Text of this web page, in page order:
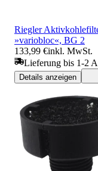
Riegler
»variobloc«, BG 2
133,99 €inkl. MwSt.
Lieferung bis 1-2
Details anzeigen